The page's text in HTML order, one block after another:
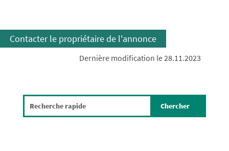
Contacter le propriétaire de l'annonce
Dernière modification le 28.11.2023